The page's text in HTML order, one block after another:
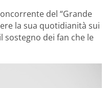
del “Grande
la sua quotidianità sui
sostegno dei fan che le